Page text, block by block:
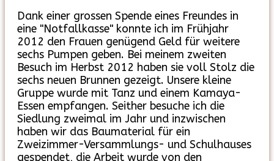
Dank einer grossen Spende eines Freundes in
eine "Notfallkasse" konnte ich im Frühjahr
2012 den Frauen genügend Geld für weitere
sechs Pumpen geben. Bei meinem zweiten
Besuch im Herbst 2012 haben sie voll Stolz die
sechs neuen Brunnen gezeigt. Unsere kleine
Gruppe wurde mit Tanz und einem Kamaya-
Essen empfangen. Seither besuche ich die
Siedlung zweimal im Jahr und inzwischen
haben wir das Baumaterial für ein
Zweizimmer-Versammlungs- und Schulhauses
gespendet, die Arbeit wurde von den